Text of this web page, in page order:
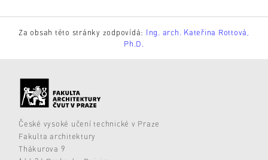
Za obsah této stránky zodpovídá: Ing. arch. Kateřina Rottová,
Ph.D.
České vysoké učení technické v Praze
Fakulta architektury
Thákurova 9